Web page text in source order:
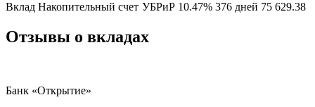
Вклад Накопительный счет УБРиР 10.47% 376 дней 75 629.38
Отзывы о вкладах
Банк «Открытие»